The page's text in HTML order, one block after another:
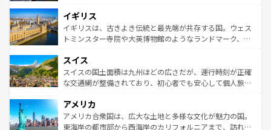
いる。シャンパンの発祥地であるランス、プロヴァンスの
香り高いラベンダー畑など、多彩な楽しみ方が可能だ。さ
らに、パリ以外の地域にも魅力が溢れており、どの街角に
れる地方に足を運ぶとそれぞれで全く異なる文化を体験で
きるだろう。 なお、新着のフランス情報はコンテンツ一覧
を参照してほしい。
顔を持つこの国は、どこを歩いても飽きることがない。ベ
ルリンの文化的活気、バイエルン州のアルプスの絶景、そ
してライン川沿いのワイン畑といった風景は必見。ビール
は、お酒好きな人にはぜひ体験してほしい。 なお、新着の
ドイツ情報はコンテンツ一覧を参照してほしい。
イギリス
イギリスは、古きよき伝統と最先端が共存する国。ウェス
トミンスター寺院や大英博物館のようなランドマーク、歴
リアごとに異なる魅力がある。また、優雅なアフタヌーン
ティー、ビール好きにはたまらない英国パブ、サッカー観
戦など、本場だからこそできる体験も豊富。イギリスを旅
ンツ一覧を参照してほしい。
スイス
スイスの国土面積は九州ほどの広さだが、運行時刻が正確
な交通網が整備されており、初心者でも安心して個人旅行
の建物がそのまま残る町や、スイスならではのユニークな
博物館もあり、アルプス観光だけでなく町歩きも満喫する
ことができる。国民の所得が高いため物価も高いが、旅行
アメリカ
アメリカ合衆国は、広大な土地と多様な文化が魅力の国。
東海岸の都市部から西海岸のカリフォルニアまで、訪れる